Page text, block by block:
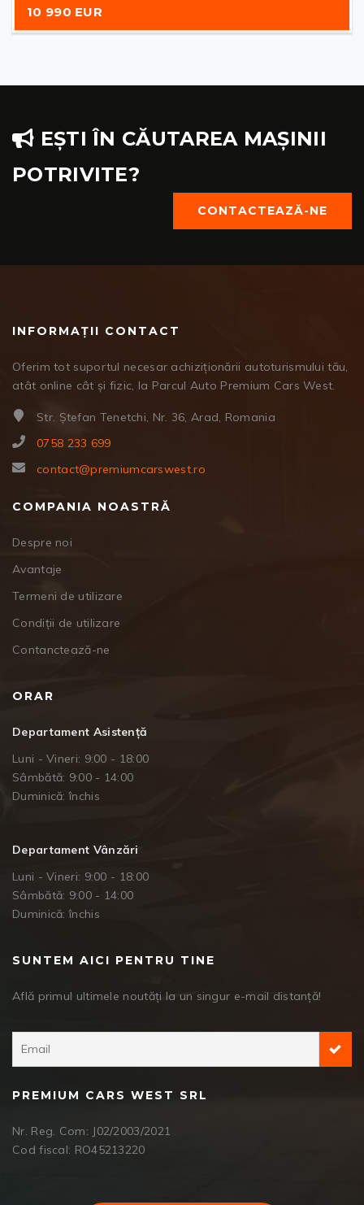
10 990 EUR
EȘTI ÎN CĂUTAREA MAȘINII
POTRIVITE?
CONTACTEAZĂ-NE
INFORMAȚII CONTACT
Oferim tot suportul necesar achiziționării autoturismului tău,
atât online cât și fizic, la Parcul Auto Premium Cars West.
Str. Ștefan Tenetchi, Nr. 36, Arad, Romania
0758 233 699
contact@premiumcarswest.ro
COMPANIA NOASTRĂ
Despre noi
Avantaje
Termeni de utilizare
Condiții de utilizare
Contanctează-ne
ORAR
Departament Asistență
Luni - Vineri: 9:00 - 18:00
Sâmbătă: 9:00 - 14:00
Duminică: închis
Departament Vânzări
Luni - Vineri: 9:00 - 18:00
Sâmbătă: 9:00 - 14:00
Duminică: închis
SUNTEM AICI PENTRU TINE
Află primul ultimele noutăți la un singur e-mail distanță!
PREMIUM CARS WEST SRL
Nr. Reg. Com: J02/2003/2021
Cod fiscal: RO45213220